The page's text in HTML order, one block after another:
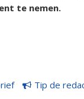
te nemen.
Tip de